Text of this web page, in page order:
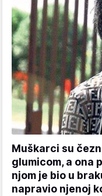
Muškarci su
glumicom, a ona
njom je bio u
napravio njenoj